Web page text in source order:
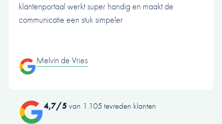
klantenportaal werkt super handig en maakt de
communicatie een stuk simpeler
Melvin de Vries
4,7/5 van 1.105 tevreden klanten